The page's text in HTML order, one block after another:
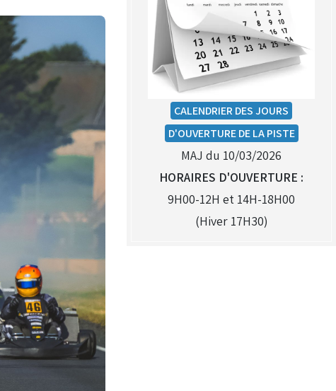
CALENDRIER DES JOURS
D'OUVERTURE DE LA PISTE
MAJ du 10/03/2026
HORAIRES D'OUVERTURE :
9H00-12H et 14H-18H00
(Hiver 17H30)